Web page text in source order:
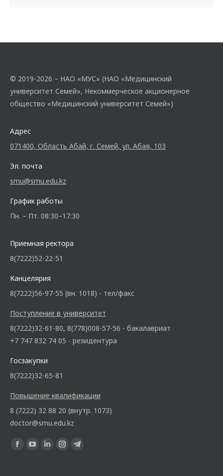
© 2019-2026 – НАО «МУС» (НАО «Медицинский
университет Семей», Некоммерческое акционерное
общество «Медицинский университет Семей»)
Адрес
071400, Область Абай, г. Семей, ул. Абая, 103
Эл. почта
smu@smu.edu.kz
График работы
Пн. – Пт. 08:30–17:30
Приемная ректора
8(7222)52-22-51
Канцелярия
8(7222)56-97-55 (вн. 1018) - тел/факс
Поступление в университет
8(7222)32-61-80, 8(778)008-57-56 - бакалавриат
+7 747 832 74 05 - резидентура
Госзакупки
8(7222)32-65-81
Повышение квалификации
8 (7222) 32 88 20 (внутр. 1073)
doctor@smu.edu.kz
Ищите нас: